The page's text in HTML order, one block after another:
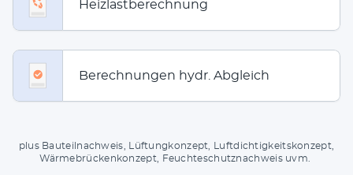
Heizlastberechnung
Berechnungen hydr. Abgleich
plus Bau­teil­nach­weis, Lüf­tung­kon­zept, Luft­dich­tig­keits­kon­zept,
Wär­me­brü­cken­kon­zept, Feuch­te­schutz­nach­weis uvm.